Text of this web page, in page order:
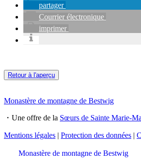
partager
Courrier électronique
imprimer
Retour à l'aperçu
Monastère de montagne de Bestwig
・Une offre de la Sœurs de Sainte Marie-
Mentions légales | Protection des données |
Monastère de montagne de Bestwig